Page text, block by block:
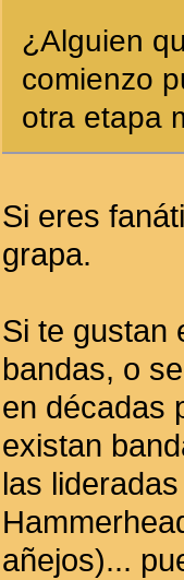
¿Alguien
comienzo
otra etapa
Si eres
grapa.
Si te gustan
bandas, o
en décadas
existan
las
añejos)...